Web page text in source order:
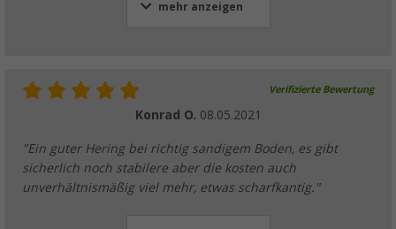
mehr anzeigen
Verifizierte Bewertung
Konrad O. 08.05.2021
"Ein guter Hering bei richtig sandigem Boden, es gibt
sicherlich noch stabilere aber die kosten auch
unverhältnismäßig viel mehr, etwas scharfkantig."